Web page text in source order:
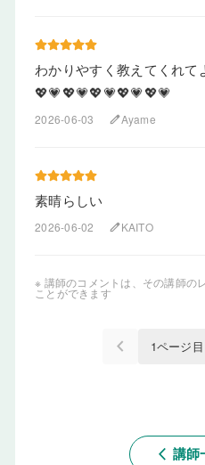
わかりやすく教えてくれ
💖💗💖💗💖💗💖💗💖💗
2026-06-03 editAyame
素晴らしい
2026-06-02 editKAITO
※ 講師のコメントは、その講師の
ことができます
keyboard_arrow_left
arrow_back_ios 講師